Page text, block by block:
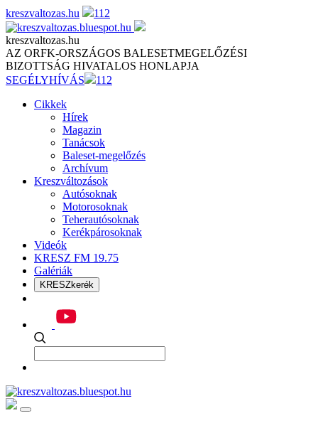
Skip
to
content
kreszvaltozas.hu 112
kreszvaltozas.hu
AZ ORFK-ORSZÁGOS BALESETMEGELŐZÉSI
BIZOTTSÁG HIVATALOS HONLAPJA
SEGÉLYHÍVÁS
112
Cikkek
Hírek
Magazin
Tanácsok
Baleset-megelőzés
Archívum
Kreszváltozások
Autósoknak
Motorosoknak
Teherautósoknak
Kerékpárosoknak
Videók
KRESZ FM 19.75
Galériák
KRESZkerék